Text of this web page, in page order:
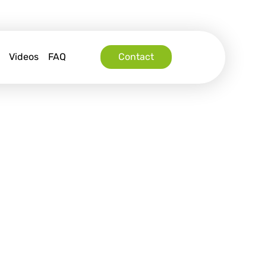
Videos FAQ Contact